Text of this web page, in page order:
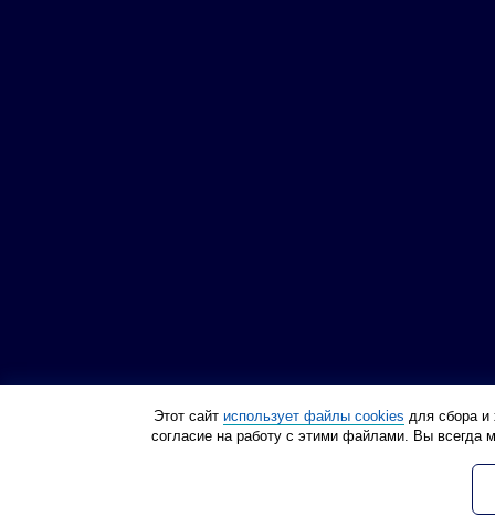
Политика
Этот сайт использует файлы cookies для сбора и
согласие на работу с этими файлами. Вы всегда